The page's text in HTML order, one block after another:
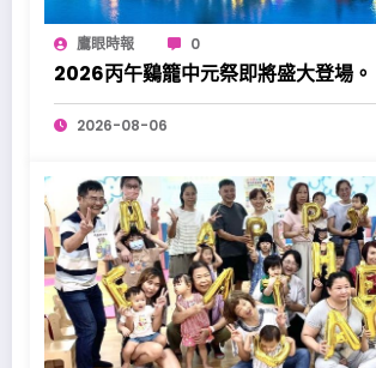
鷹眼時報 0
2026丙午鷄籠中元祭即將盛大登場。
2026-08-06